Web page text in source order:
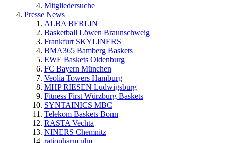
Mitgliedersuche
Presse News
ALBA BERLIN
Basketball Löwen Braunschweig
Frankfurt SKYLINERS
BMA365 Bamberg Baskets
EWE Baskets Oldenburg
FC Bayern München
Veolia Towers Hamburg
MHP RIESEN Ludwigsburg
Fitness First Würzburg Baskets
SYNTAINICS MBC
Telekom Baskets Bonn
RASTA Vechta
NINERS Chemnitz
ratiopharm ulm